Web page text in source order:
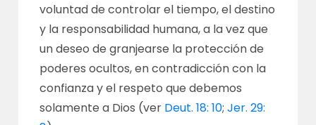
voluntad de controlar el tiempo, el destino
y la responsabilidad humana, a la vez que
un deseo de granjearse la protección de
poderes ocultos, en contradicción con la
confianza y el respeto que debemos
solamente a Dios (ver Deut. 18: 10;Jer. 29: